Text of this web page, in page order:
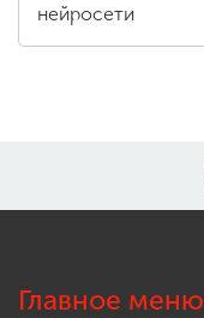
нейросети
Главное меню